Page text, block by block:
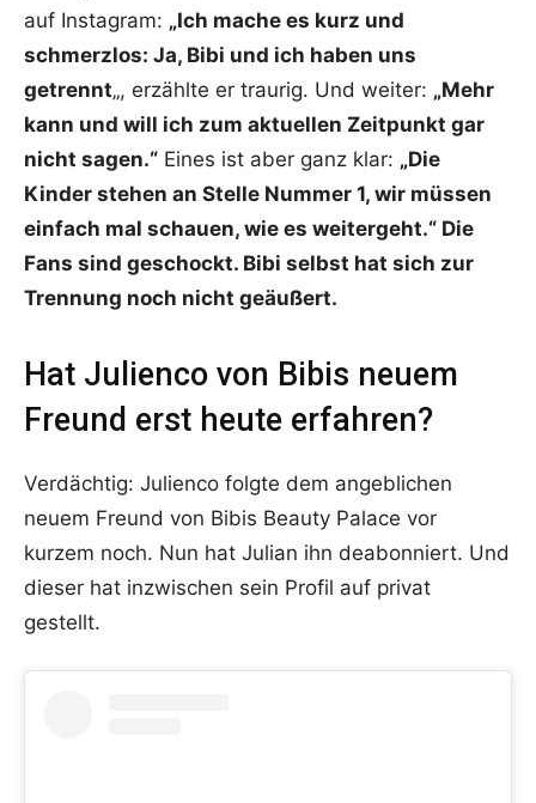
auf Instagram: „Ich mache es kurz und
schmerzlos: Ja, Bibi und ich haben uns
getrennt„, erzählte er traurig. Und weiter: „Mehr
kann und will ich zum aktuellen Zeitpunkt gar
nicht sagen.“ Eines ist aber ganz klar: „Die
Kinder stehen an Stelle Nummer 1, wir müssen
einfach mal schauen, wie es weitergeht.“ Die
Fans sind geschockt. Bibi selbst hat sich zur
Trennung noch nicht geäußert.
Hat Julienco von Bibis neuem
Freund erst heute erfahren?
Verdächtig: Julienco folgte dem angeblichen
neuem Freund von Bibis Beauty Palace vor
kurzem noch. Nun hat Julian ihn deabonniert. Und
dieser hat inzwischen sein Profil auf privat
gestellt.